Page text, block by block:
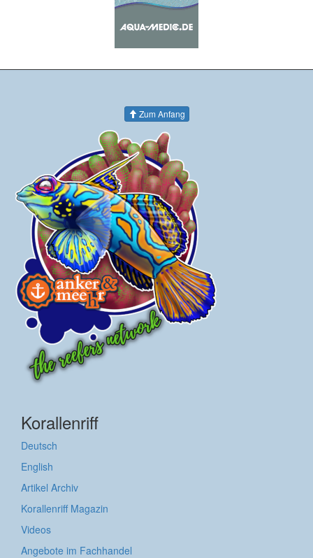
Zum Anfang
Korallenriff
Deutsch
English
Artikel Archiv
Korallenriff Magazin
Videos
Angebote im Fachhandel